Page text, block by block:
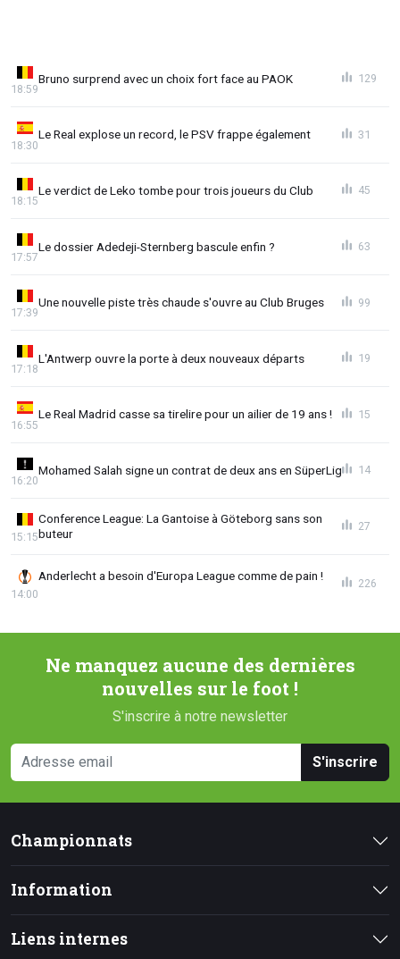
Bruno surprend avec un choix fort face au PAOK
18:59
129
Le Real explose un record, le PSV frappe également
18:30
31
Le verdict de Leko tombe pour trois joueurs du Club
18:15
45
Le dossier Adedeji-Sternberg bascule enfin ?
17:57
63
Une nouvelle piste très chaude s'ouvre au Club Bruges
17:39
99
L'Antwerp ouvre la porte à deux nouveaux départs
17:18
19
Le Real Madrid casse sa tirelire pour un ailier de 19 ans !
16:55
15
Mohamed Salah signe un contrat de deux ans en SüperLig
16:20
14
Conference League: La Gantoise à Göteborg sans son
buteur
15:15
27
Anderlecht a besoin d'Europa League comme de pain !
14:00
226
Ne manquez aucune des dernières
nouvelles sur le foot !
S'inscrire à notre newsletter
S'inscrire
Championnats
Information
Liens internes